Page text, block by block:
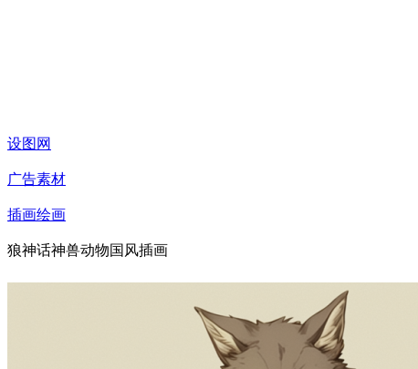
设图网
广告素材
插画绘画
狼神话神兽动物国风插画